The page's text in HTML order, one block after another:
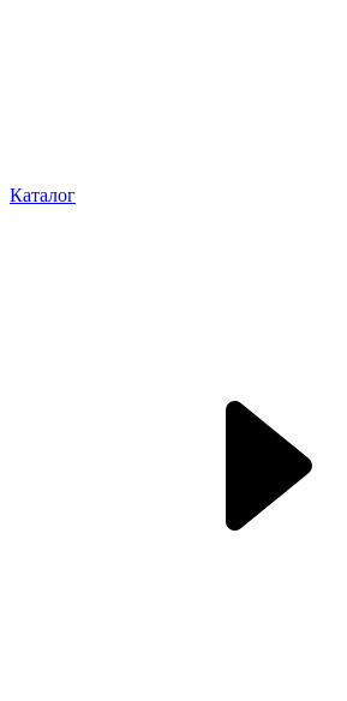
Каталог